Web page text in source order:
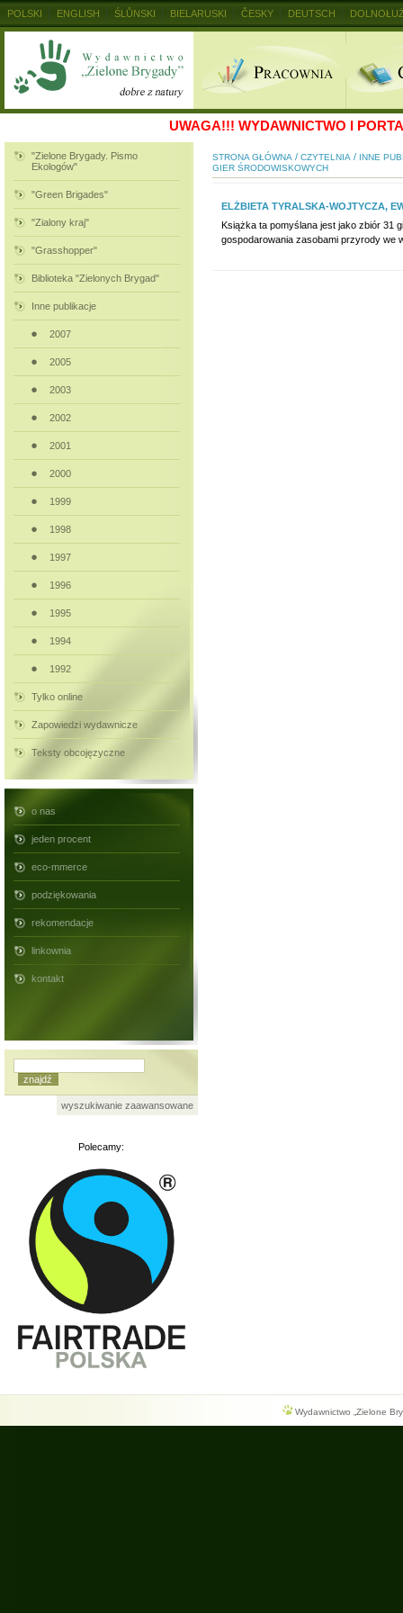
UWAGA!!! WYDAWNICTWO I
"Zielone Brygady. Pismo
Ekologów"
"Green Brigades"
"Zialony kraj"
"Grasshopper"
Biblioteka "Zielonych Brygad"
Inne publikacje
2007
2005
2003
2002
2001
2000
1999
1998
1997
1996
1995
1994
1992
Tylko online
Zapowiedzi wydawnicze
Teksty obcojęzyczne
o nas
jeden procent
eco-mmerce
podziękowania
rekomendacje
linkownia
kontakt
wyszukiwanie zaawansowane
Polecamy:
STRONA GŁÓWNA / CZYTELNIA / INNE
GIER ŚRODOWISKOWYCH
ELŻBIETA TYRALSKA-WOJTYCZA,
Książka ta pomyślana jest jako zbiór 31
gospodarowania zasobami przyrody we
Wydawnictwo „Zielone
POLSKI ENGLISH ŚLŮNSKI BIELARUSKI ČESKY DEUTSCH